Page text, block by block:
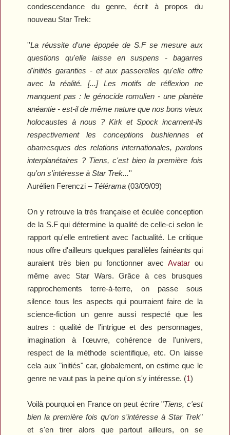
condescendance du genre, écrit à propos du
nouveau Star Trek:
''La réussite d'une épopée de S.F se mesure aux
questions qu'elle laisse en suspens - bagarres
d'initiés garanties - et aux passerelles qu'elle offre
avec la réalité. [...] Les motifs de réflexion ne
manquent pas : le génocide romulien - une planète
anéantie - est-il de même nature que nos bons vieux
holocaustes à nous ? Kirk et Spock incarnent-ils
respectivement les conceptions bushiennes et
obamesques des relations internationales, pardons
interplanétaires ? Tiens, c'est bien la première fois
qu'on s'intéresse àStar Trek...''
Aurélien Ferenczi – Télérama (03/09/09)
On y retrouve la très française et éculée conception
de la S.F qui détermine la qualité de celle-ci selon le
rapport qu'elle entretient avec l'actualité. Le critique
nous offre d'ailleurs quelques parallèles fainéants qui
auraient très bien pu fonctionner avecAvatar ou
même avec Star Wars. Grâce à ces brusques
rapprochements terre-à-terre, on passe sous
silence tous les aspects qui pourraient faire de la
science-fiction un genre aussi respecté que les
autres : qualité de l'intrigue et des personnages,
imagination à l'œuvre, cohérence de l'univers,
respect de la méthode scientifique, etc. On laisse
cela aux "initiés" car, globalement, on estime que le
genre ne vaut pas la peine qu'on s'y intéresse. (1)
Voilà pourquoi en France on peut écrire "Tiens, c'est
bien la première fois qu'on s'intéresse à Star Trek"
et s'en tirer alors que partout ailleurs, on se